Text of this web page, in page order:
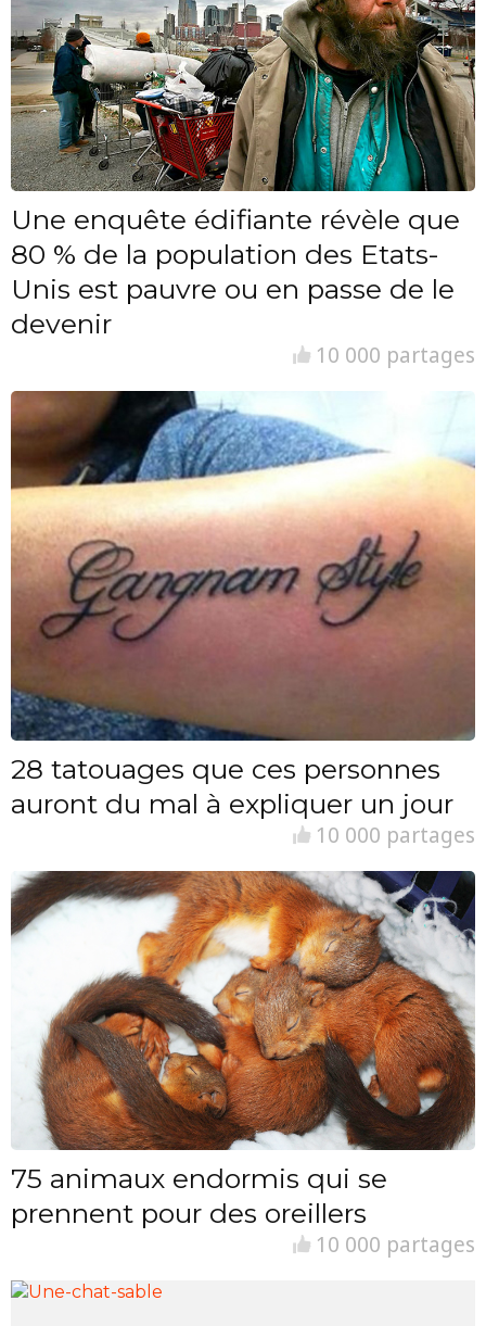
Une enquête édifiante révèle que
80 % de la population des Etats-
Unis est pauvre ou en passe de le
devenir
10 000 partages
28 tatouages que ces personnes
auront du mal à expliquer un jour
10 000 partages
75 animaux endormis qui se
prennent pour des oreillers
10 000 partages